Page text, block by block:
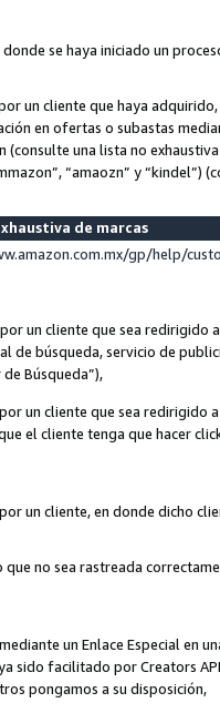
se haya iniciado un
un cliente que haya
en ofertas o subastas
(consulte una lista no
“amaozn” y “kindel”)
de marcas
gp/help/
un cliente que sea redirigido
de búsqueda, servicio de
Búsqueda”),
un cliente que sea redirigido
el cliente tenga que hacer
un cliente, en donde dicho
no sea rastreada
un Enlace Especial en
sido facilitado por Creators
pongamos a su disposición,